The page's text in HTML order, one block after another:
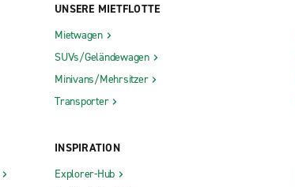
UNSERE MIETFLOTTE
Mietwagen
SUVs/Geländewagen
Minivans/Mehrsitzer
Transporter
INSPIRATION
Explorer-Hub